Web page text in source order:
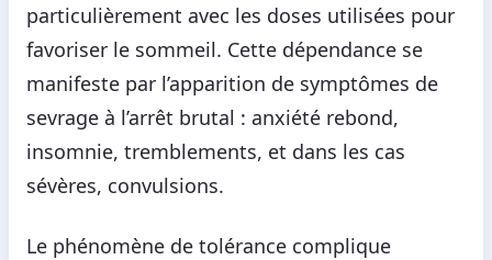
particulièrement avec les doses utilisées pour
favoriser le sommeil. Cette dépendance se
manifeste par l’apparition de symptômes de
sevrage à l’arrêt brutal : anxiété rebond,
insomnie, tremblements, et dans les cas
sévères, convulsions.
Le phénomène de tolérance complique